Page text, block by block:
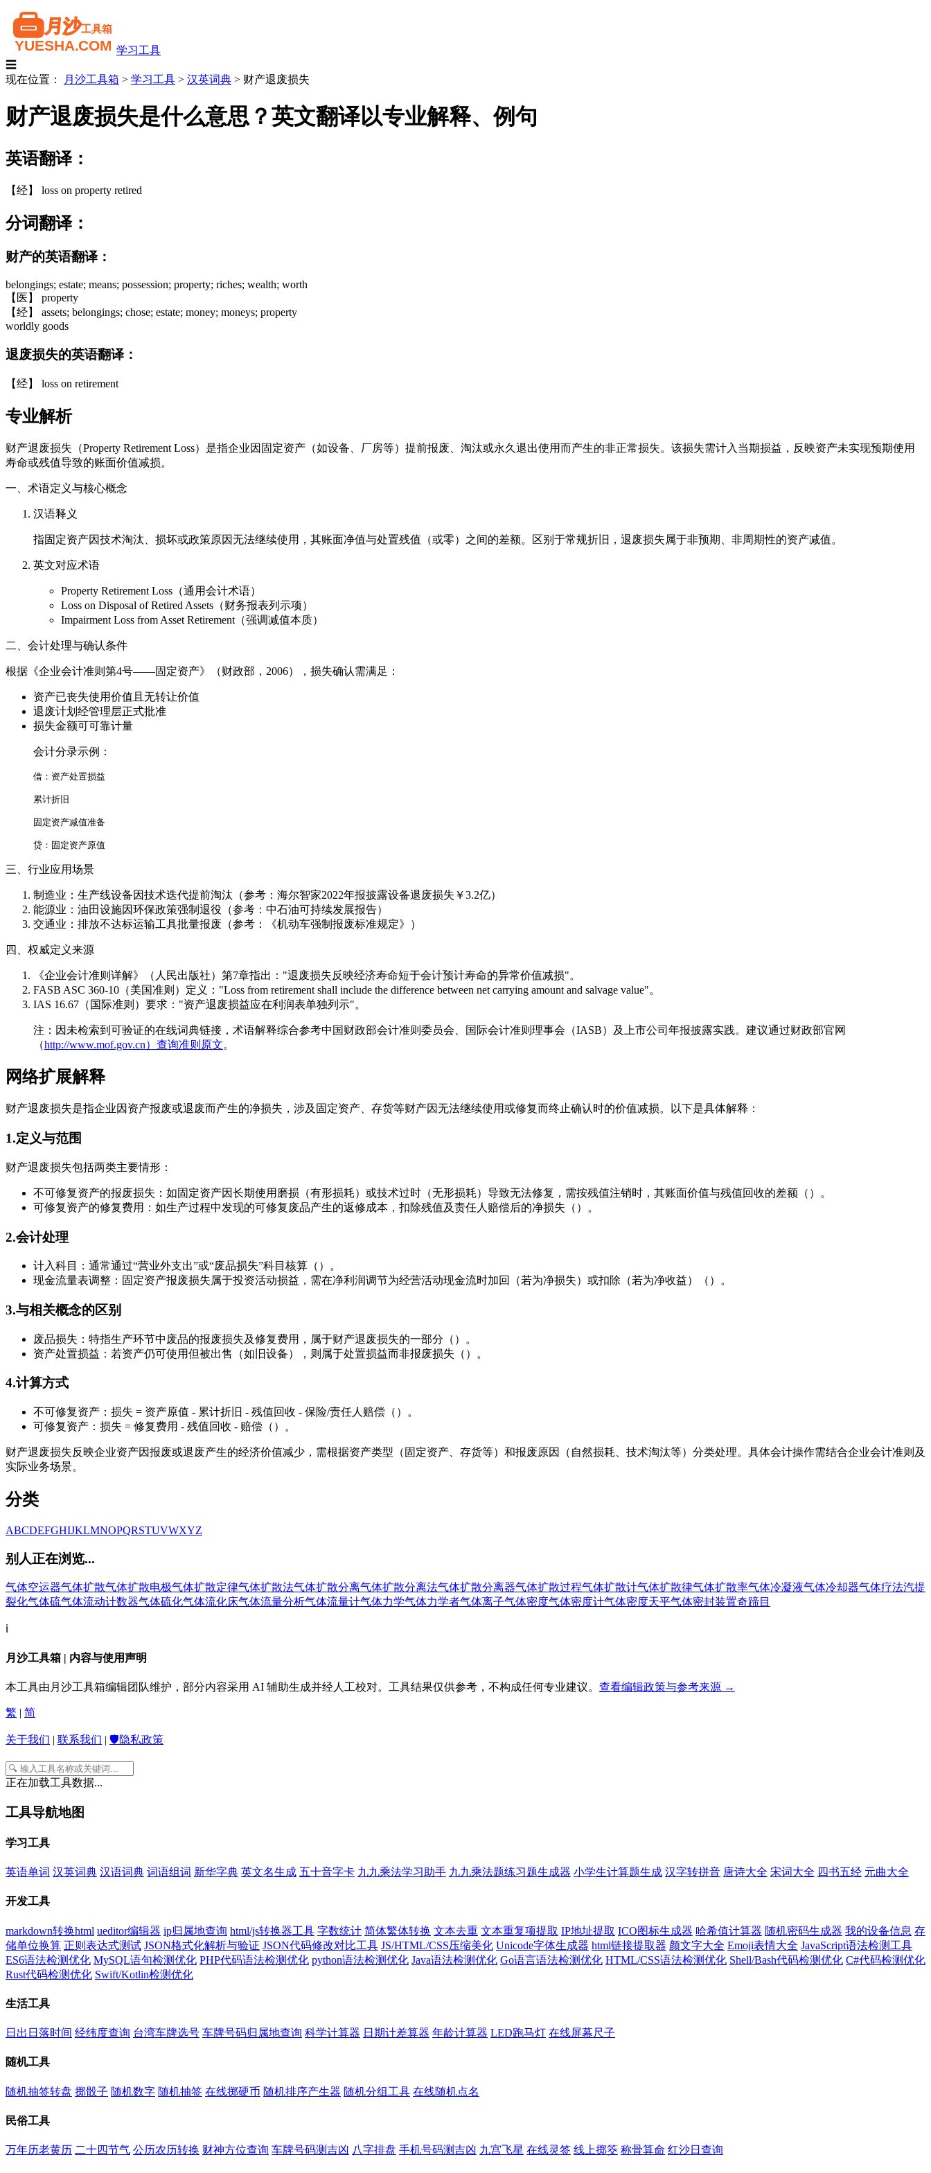
学习工具
☰
现在位置：
月沙工具箱 > 学习工具 > 汉英词典 > 财产退废损失
财产退废损失是什么意思？英文翻译以专业解释、例句
英语翻译：
【经】 loss on property retired
分词翻译：
财产的英语翻译：
belongings; estate; means; possession; property; riches; wealth; worth
【医】 property
【经】 assets; belongings; chose; estate; money; moneys; property
worldly goods
退废损失的英语翻译：
【经】 loss on retirement
专业解析
财产退废损失（Property Retirement Loss）是指企业因固定资产（如设备、厂房等）提前报废、淘汰或永久退出使用而产生的非正常损失。该损失需计入当期损益，反映资产未实现预期使用
寿命或残值导致的账面价值减损。
一、术语定义与核心概念
汉语释义
指固定资产因技术淘汰、损坏或政策原因无法继续使用，其账面净值与处置残值（或零）之间的差额。区别于常规折旧，退废损失属于非预期、非周期性的资产减值。
英文对应术语
Property Retirement Loss（通用会计术语）
Loss on Disposal of Retired Assets（财务报表列示项）
Impairment Loss from Asset Retirement（强调减值本质）
二、会计处理与确认条件
根据《企业会计准则第4号——固定资产》（财政部，2006），损失确认需满足：
资产已丧失使用价值且无转让价值
退废计划经管理层正式批准
损失金额可可靠计量
会计分录示例：
借：资产处置损益
累计折旧
固定资产减值准备
贷：固定资产原值
三、行业应用场景
制造业：生产线设备因技术迭代提前淘汰（参考：海尔智家2022年报披露设备退废损失￥3.2亿）
能源业：油田设施因环保政策强制退役（参考：中石油可持续发展报告）
交通业：排放不达标运输工具批量报废（参考：《机动车强制报废标准规定》）
四、权威定义来源
《企业会计准则详解》（人民出版社）第7章指出："退废损失反映经济寿命短于会计预计寿命的异常价值减损"。
FASB ASC 360-10（美国准则）定义："Loss from retirement shall include the difference between net carrying amount and salvage value"。
IAS 16.67（国际准则）要求："资产退废损益应在利润表单独列示"。
注：因未检索到可验证的在线词典链接，术语解释综合参考中国财政部会计准则委员会、国际会计准则理事会（IASB）及上市公司年报披露实践。建议通过财政部官网
（http://www.mof.gov.cn）查询准则原文。
网络扩展解释
财产退废损失是指企业因资产报废或退废而产生的净损失，涉及固定资产、存货等财产因无法继续使用或修复而终止确认时的价值减损。以下是具体解释：
1.定义与范围
财产退废损失包括两类主要情形：
不可修复资产的报废损失：如固定资产因长期使用磨损（有形损耗）或技术过时（无形损耗）导致无法修复，需按残值注销时，其账面价值与残值回收的差额（）。
可修复资产的修复费用：如生产过程中发现的可修复废品产生的返修成本，扣除残值及责任人赔偿后的净损失（）。
2.会计处理
计入科目：通常通过“营业外支出”或“废品损失”科目核算（）。
现金流量表调整：固定资产报废损失属于投资活动损益，需在净利润调节为经营活动现金流时加回（若为净损失）或扣除（若为净收益）（）。
3.与相关概念的区别
废品损失：特指生产环节中废品的报废损失及修复费用，属于财产退废损失的一部分（）。
资产处置损益：若资产仍可使用但被出售（如旧设备），则属于处置损益而非报废损失（）。
4.计算方式
不可修复资产：损失 = 资产原值 - 累计折旧 - 残值回收 - 保险/责任人赔偿（）。
可修复资产：损失 = 修复费用 - 残值回收 - 赔偿（）。
财产退废损失反映企业资产因报废或退废产生的经济价值减少，需根据资产类型（固定资产、存货等）和报废原因（自然损耗、技术淘汰等）分类处理。具体会计操作需结合企业会计准则及
实际业务场景。
分类
ABCDEFGHIJKLMNOPQRSTUVWXYZ
别人正在浏览...
气体空运器气体扩散气体扩散电极气体扩散定律气体扩散法气体扩散分离气体扩散分离法气体扩散分离器气体扩散过程气体扩散计气体扩散律气体扩散率气体冷凝液气体冷却器气体疗法汽提
裂化气体硫气体流动计数器气体硫化气体流化床气体流量分析气体流量计气体力学气体力学者气体离子气体密度气体密度计气体密度天平气体密封装置奇蹄目
ℹ️
月沙工具箱 | 内容与使用声明
本工具由月沙工具箱编辑团队维护，部分内容采用 AI 辅助生成并经人工校对。工具结果仅供参考，不构成任何专业建议。 查看编辑政策与参考来源 →
繁 | 简
关于我们 | 联系我们 | 🛡️隐私政策
正在加载工具数据...
工具导航地图
学习工具
英语单词 汉英词典 汉语词典 词语组词 新华字典 英文名生成 五十音字卡 九九乘法学习助手 九九乘法题练习题生成器 小学生计算题生成 汉字转拼音 唐诗大全 宋词大全 四书五经 元曲大全
开发工具
markdown转换html ueditor编辑器 ip归属地查询 html/js转换器工具 字数统计 简体繁体转换 文本去重 文本重复项提取 IP地址提取 ICO图标生成器 哈希值计算器 随机密码生成器 我的设备信息 存
储单位换算 正则表达式测试 JSON格式化解析与验证 JSON代码修改对比工具 JS/HTML/CSS压缩美化 Unicode字体生成器 html链接提取器 颜文字大全 Emoji表情大全 JavaScript语法检测工具
ES6语法检测优化 MySQL语句检测优化 PHP代码语法检测优化 python语法检测优化 Java语法检测优化 Go语言语法检测优化 HTML/CSS语法检测优化 Shell/Bash代码检测优化 C#代码检测优化
Rust代码检测优化 Swift/Kotlin检测优化
生活工具
日出日落时间 经纬度查询 台湾车牌选号 车牌号码归属地查询 科学计算器 日期计差算器 年龄计算器 LED跑马灯 在线屏幕尺子
随机工具
随机抽签转盘 掷骰子 随机数字 随机抽签 在线掷硬币 随机排序产生器 随机分组工具 在线随机点名
民俗工具
万年历老黄历 二十四节气 公历农历转换 财神方位查询 车牌号码测吉凶 八字排盘 手机号码测吉凶 九宫飞星 在线灵签 线上掷筊 称骨算命 红沙日查询